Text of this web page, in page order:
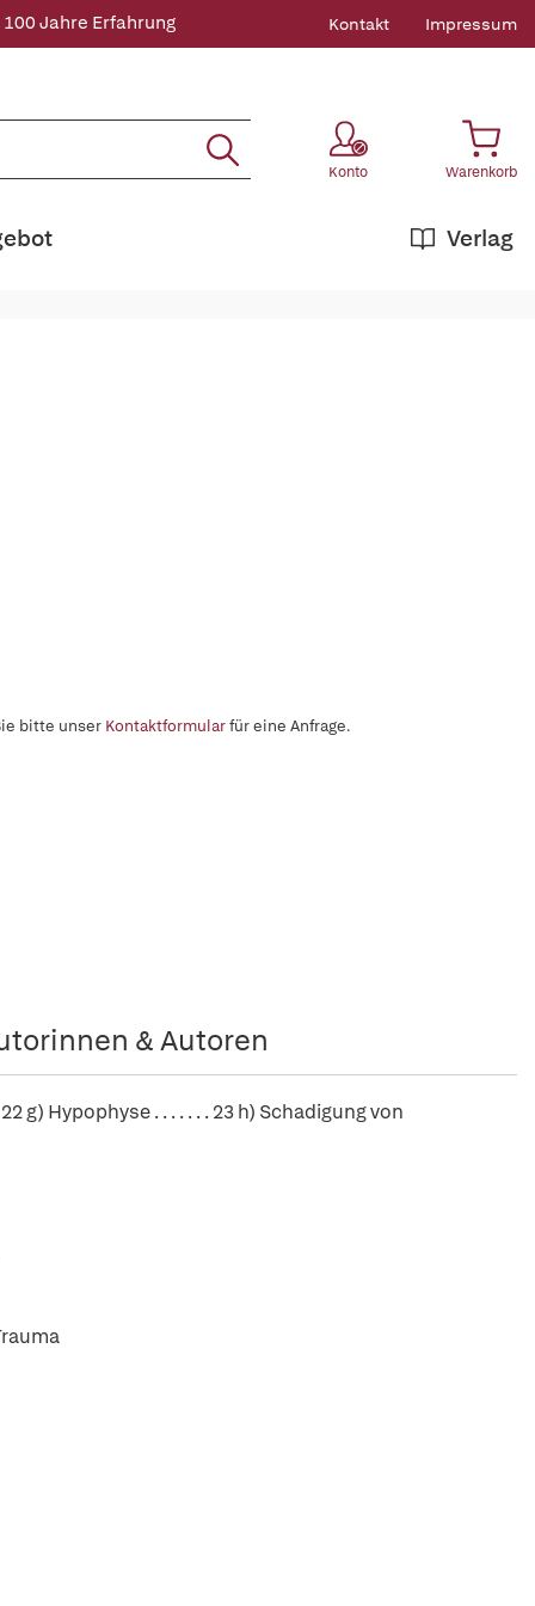
100 Jahre Erfahrung Kontakt Impressum
Konto Warenkorb
Verlag
bitte unser Kontaktformularfür eine Anfrage.
& Autoren
g) Hypophyse . . . . . . . 23 h) Schadigung von